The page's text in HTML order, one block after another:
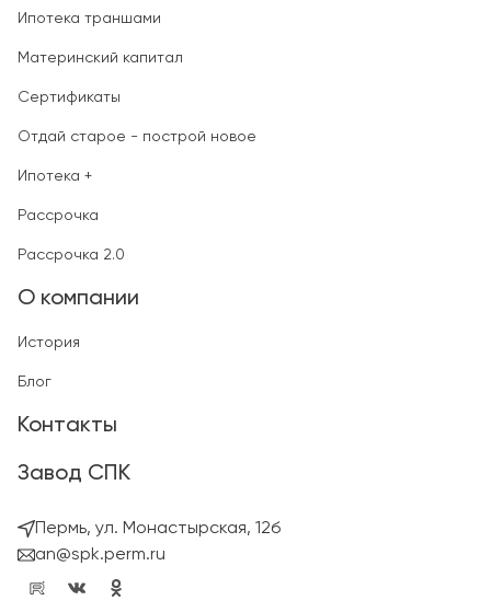
Ипотека траншами
Материнский капитал
Сертификаты
Отдай старое - построй новое
Ипотека +
Рассрочка
Рассрочка 2.0
О компании
История
Блог
Контакты
Завод СПК
Пермь, ул. Монастырская, 12б
an@spk.perm.ru